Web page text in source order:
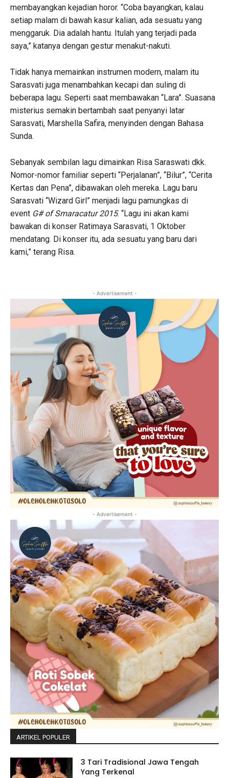
membayangkan kejadian horor. “Coba bayangkan, kalau
setiap malam di bawah kasur kalian, ada sesuatu yang
menggaruk. Dia adalah hantu. Itulah yang terjadi pada
saya,” katanya dengan gestur menakut-nakuti.
Tidak hanya memainkan instrumen modern, malam itu
Sarasvati juga menambahkan kecapi dan suling di
beberapa lagu. Seperti saat membawakan “Lara”. Suasana
misterius semakin bertambah saat penyanyi latar
Sarasvati, Marshella Safira, menyinden dengan Bahasa
Sunda.
Sebanyak sembilan lagu dimainkan Risa Saraswati dkk.
Nomor-nomor familiar seperti “Perjalanan”, “Bilur”, “Cerita
Kertas dan Pena”, dibawakan oleh mereka. Lagu baru
Sarasvati “Wizard Girl” menjadi lagu pamungkas di
event G# of Smaracatur 2015. “Lagu ini akan kami
bawakan di konser Ratimaya Sarasvati, 1 Oktober
mendatang. Di konser itu, ada sesuatu yang baru dari
kami,” terang Risa.
- Advertisement -
- Advertisement -
ARTIKEL POPULER
3 Tari Tradisional Jawa Tengah
Yang Terkenal